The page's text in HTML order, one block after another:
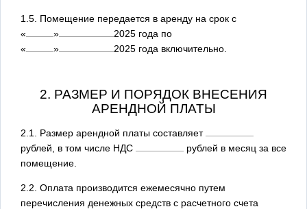
1.5. Помещение передается в аренду на срок с
«
» 2025 года по
«
» 2025 года включительно.
2. РАЗМЕР И ПОРЯДОК ВНЕСЕНИЯ
АРЕНДНОЙ ПЛАТЫ
2.1. Размер арендной платы составляет
рублей, в том числе НДС
рублей в месяц за все
помещение.
2.2. Оплата производится ежемесячно путем
перечисления денежных средств с расчетного счета